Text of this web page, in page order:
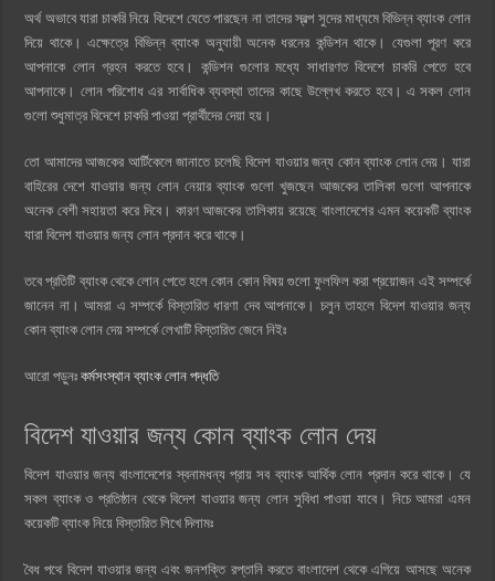
অর্থ অভাবে যারা চাকরি নিয়ে বিদেশে যেতে পারছেন না তাদের স্বল্প সুদের মাধ্যমে বিভিন্ন ব্যাংক লোন
দিয়ে থাকে। এক্ষেত্রে বিভিন্ন ব্যাংক অনুযায়ী অনেক ধরনের কন্ডিশন থাকে। যেগুলা পূরণ করে
আপনাকে লোন গ্রহন করতে হবে। কন্ডিশন গুলোর মধ্যে সাধারণত বিদেশে চাকরি পেতে হবে
আপনাকে। লোন পরিশোধ এর সার্বাধিক ব্যবস্থা তাদের কাছে উল্লেখ কর‍তে হবে। এ সকল লোন
গুলো শুধুমাত্র বিদেশে চাকরি পাওয়া প্রার্থীদের দেয়া হয়।
তো আমাদের আজকের আর্টিকেলে জানাতে চলেছি বিদেশ যাওয়ার জন্য কোন ব্যাংক লোন দেয়। যারা
বাহিরের দেশে যাওয়ার জন্য লোন নেয়ার ব্যাংক গুলো খুজছেন আজকের তালিকা গুলো আপনাকে
অনেক বেশী সহায়তা করে দিবে। কারণ আজকের তালিকায় রয়েছে বাংলাদেশের এমন কয়েকটি ব্যাংক
যারা বিদেশ যাওয়ার জন্য লোন প্রদান করে থাকে।
তবে প্রতিটি ব্যাংক থেকে লোন পেতে হলে কোন কোন বিষয় গুলো ফুলফিল করা প্রয়োজন এই সম্পর্কে
জানেন না। আমরা এ সম্পর্কে বিস্তারিত ধারণা দেব আপনাকে। চলুন তাহলে বিদেশ যাওয়ার জন্য
কোন ব্যাংক লোন দেয় সম্পর্কে লেখাটি বিস্তারিত জেনে নিইঃ
আরো পড়ুনঃকর্মসংস্থান ব্যাংক লোন পদ্ধতি
বিদেশ যাওয়ার জন্য কোন ব্যাংক লোন দেয়
বিদেশ যাওয়ার জন্য বাংলাদেশের স্বনামধন্য প্রায় সব ব্যাংক আর্থিক লোন প্রদান করে থাকে। যে
সকল ব্যাংক ও প্রতিষ্ঠান থেকে বিদেশ যাওয়ার জন্য লোন সুবিধা পাওয়া যাবে। নিচে আমরা এমন
কয়েকটি ব্যাংক নিয়ে বিস্তারিত লিখে দিলামঃ
বৈধ পথে বিদেশ যাওয়ার জন্য এবং জনশক্তি রপ্তানি করতে বাংলাদেশ থেকে এগিয়ে আসছে অনেক